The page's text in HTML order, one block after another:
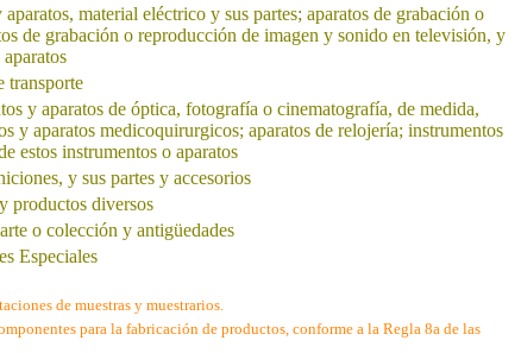
material eléctrico y sus partes; aparatos de grabación o
de grabación o reproducción de imagen y sonido en televisión, y
transporte
y aparatos de óptica, fotografía o cinematografía, de medida,
y aparatos medicoquirurgicos; aparatos de relojería; instrumentos
estos instrumentos o aparatos
y sus partes y accesorios
productos diversos
o colección y antigüedades
Especiales
de muestras y muestrarios.
para la fabricación de productos, conforme a la Regla 8a de las